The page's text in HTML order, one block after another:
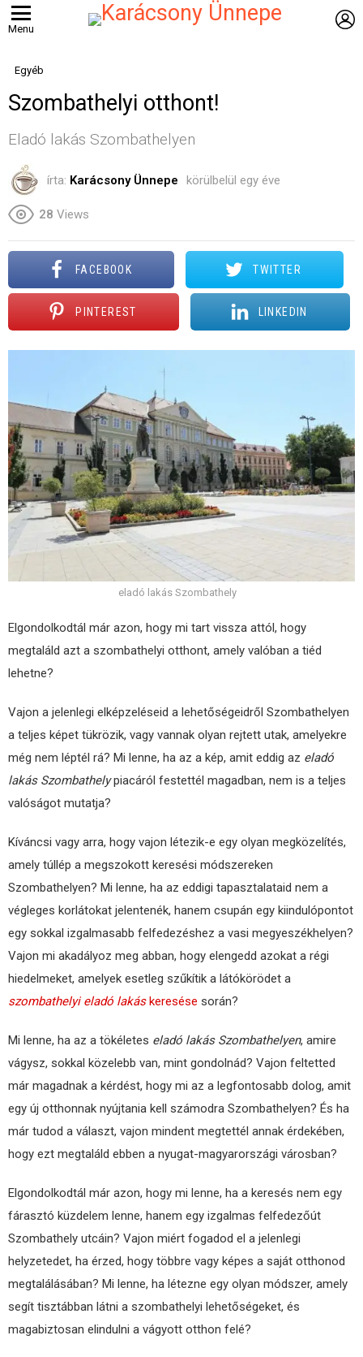
Menu
Egyéb
Szombathelyi otthont!
Eladó lakás Szombathelyen
írta: Karácsony Ünnepe körülbelül egy éve
28 Views
FACEBOOK TWITTER
PINTEREST LINKEDIN
eladó lakás Szombathely
Elgondolkodtál már azon, hogy mi tart vissza attól, hogy
megtaláld azt a szombathelyi otthont, amely valóban a tiéd
lehetne?
Vajon a jelenlegi elképzeléseid a lehetőségeidről Szombathelyen
a teljes képet tükrözik, vagy vannak olyan rejtett utak, amelyekre
még nem léptél rá? Mi lenne, ha az a kép, amit eddig az eladó
lakás Szombathelypiacáról festettél magadban, nem is a teljes
valóságot mutatja?
Kíváncsi vagy arra, hogy vajon létezik-e egy olyan megközelítés,
amely túllép a megszokott keresési módszereken
Szombathelyen? Mi lenne, ha az eddigi tapasztalataid nem a
végleges korlátokat jelentenék, hanem csupán egy kiindulópontot
egy sokkal izgalmasabb felfedezéshez a vasi megyeszékhelyen?
Vajon mi akadályoz meg abban, hogy elengedd azokat a régi
hiedelmeket, amelyek esetleg szűkítik a látókörödet a
szombathelyi eladó lakáskeresése során?
Mi lenne, ha az a tökéletes eladó lakás Szombathelyen, amire
vágysz, sokkal közelebb van, mint gondolnád? Vajon feltetted
már magadnak a kérdést, hogy mi az a legfontosabb dolog, amit
egy új otthonnak nyújtania kell számodra Szombathelyen? És ha
már tudod a választ, vajon mindent megtettél annak érdekében,
hogy ezt megtaláld ebben a nyugat-magyarországi városban?
Elgondolkodtál már azon, hogy mi lenne, ha a keresés nem egy
fárasztó küzdelem lenne, hanem egy izgalmas felfedezőút
Szombathely utcáin? Vajon miért fogadod el a jelenlegi
helyzetedet, ha érzed, hogy többre vagy képes a saját otthonod
megtalálásában? Mi lenne, ha létezne egy olyan módszer, amely
segít tisztábban látni a szombathelyi lehetőségeket, és
magabiztosan elindulni a vágyott otthon felé?